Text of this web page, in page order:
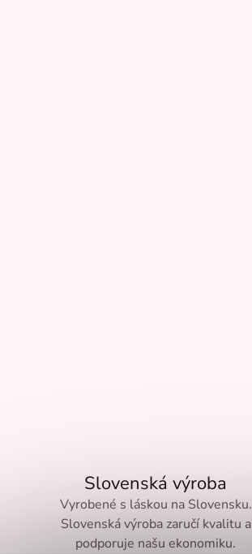
Slovenská výroba
Vyrobené s láskou na Slovensku.
Slovenská výroba zaručí kvalitu a
podporuje našu ekonomiku.